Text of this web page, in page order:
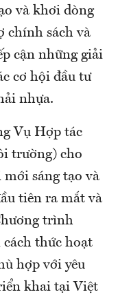
và khơi dòng
chính sách và
cận những giải
cơ hội đầu tư
nhựa.
Vụ Hợp tác
trường) cho
sáng tạo và
tiên ra mắt và
trình
thức hoạt
hợp với yêu
khai tại Việt